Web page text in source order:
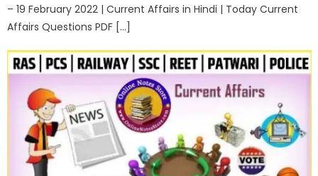
– 19 February 2022 | Current Affairs in Hindi | Today Current
Affairs Questions PDF […]